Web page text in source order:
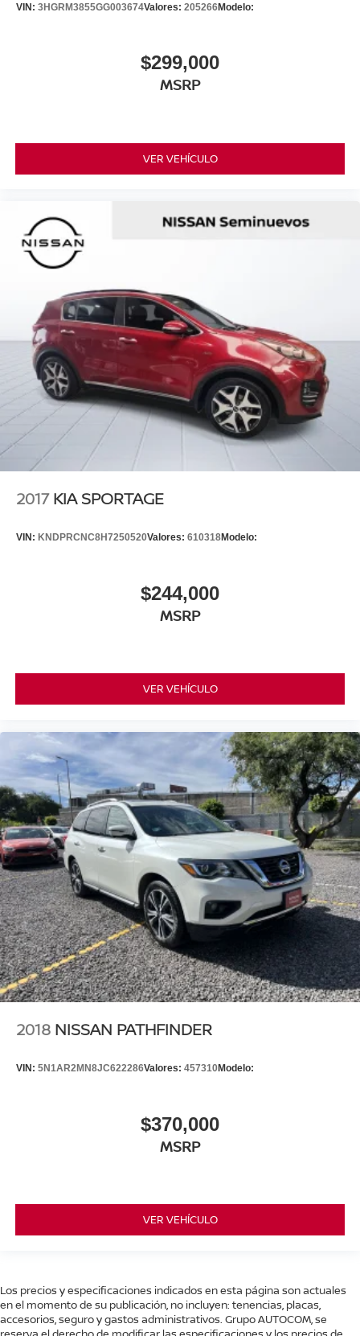
VIN: 3HGRM3855GG003674Valores: 205266Modelo:
$299,000
MSRP
VER VEHÍCULO
2017 KIA SPORTAGE
VIN: KNDPRCNC8H7250520Valores: 610318Modelo:
$244,000
MSRP
VER VEHÍCULO
2018 NISSAN PATHFINDER
VIN: 5N1AR2MN8JC622286Valores: 457310Modelo:
$370,000
MSRP
VER VEHÍCULO
Los precios y especificaciones indicados en esta página son actuales
en el momento de su publicación, no incluyen: tenencias, placas,
accesorios, seguro y gastos administrativos. Grupo AUTOCOM, se